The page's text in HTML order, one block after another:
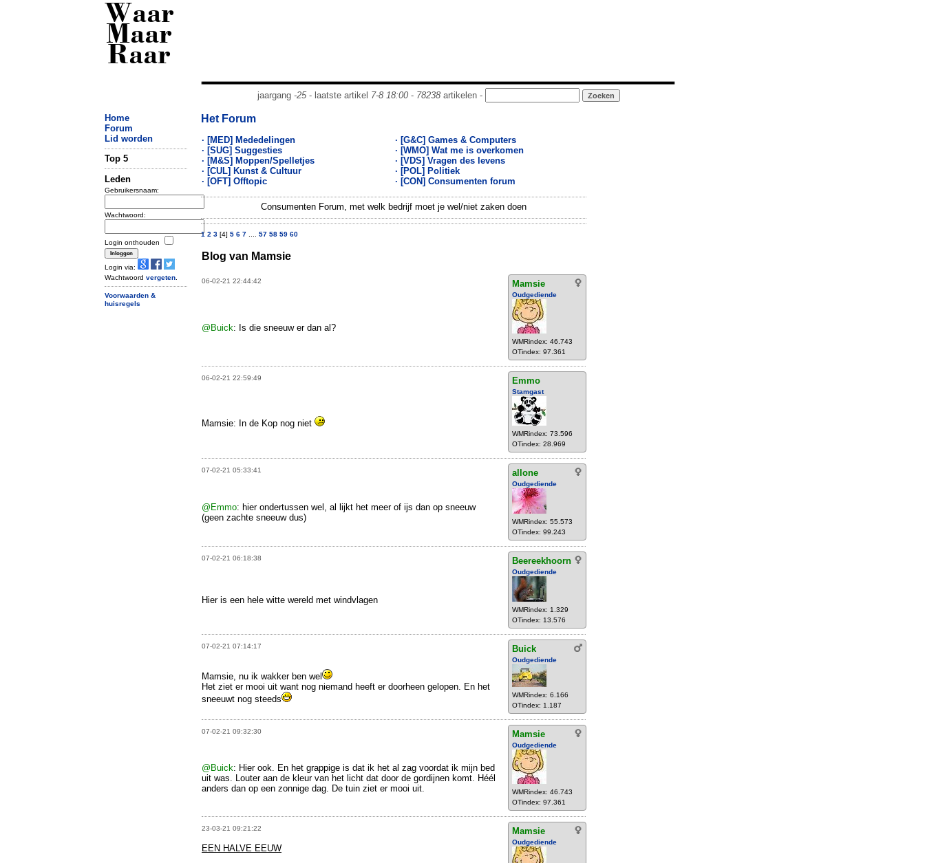
Waar
Maar
Raar
jaargang -25- laatste artikel 7-8 18:00- 78238artikelen -
Home
Forum
Lid worden
Top 5
Leden
Gebruikersnaam:
Wachtwoord:
Login onthouden
Login via:
Wachtwoord vergeten
Voorwaarden &
huisregels
Het Forum
· [MED] Mededelingen
· [SUG] Suggesties
· [M&S] Moppen/Spelletjes
· [CUL] Kunst & Cultuur
· [OFT] Offtopic
· [G&C] Games & Computers
· [WMO] Wat me is overkomen
· [VDS] Vragen des levens
· [POL] Politiek
· [CON] Consumenten forum
Consumenten Forum, met welk bedrijf moet je wel/niet zaken doen
1 2 3 [4] 5 6 7 .... 57 58 59 60
Blog van Mamsie
06-02-21 22:44:42 Mamsie
Oudgediende
WMRindex: 46.743
OTindex: 97.361
@Buick: Is die sneeuw er dan al?
06-02-21 22:59:49 Emmo
Stamgast
WMRindex: 73.596
OTindex: 28.969
Mamsie: In de Kop nog niet
07-02-21 05:33:41 allone
Oudgediende
WMRindex: 55.573
OTindex: 99.243
@Emmo: hier ondertussen wel, al lijkt het meer of ijs dan op sneeuw
(geen zachte sneeuw dus)
07-02-21 06:18:38 Beereekhoorn
Oudgediende
WMRindex: 1.329
OTindex: 13.576
Hier is een hele witte wereld met windvlagen
07-02-21 07:14:17 Buick
Oudgediende
WMRindex: 6.166
OTindex: 1.187
Mamsie, nu ik wakker ben wel
Het ziet er mooi uit want nog niemand heeft er doorheen gelopen. En het
sneeuwt nog steeds
07-02-21 09:32:30 Mamsie
Oudgediende
WMRindex: 46.743
OTindex: 97.361
@Buick: Hier ook. En het grappige is dat ik het al zag voordat ik mijn bed
uit was. Louter aan de kleur van het licht dat door de gordijnen komt. Héél
anders dan op een zonnige dag. De tuin ziet er mooi uit.
23-03-21 09:21:22 Mamsie
Oudgediende
EEN HALVE EEUW